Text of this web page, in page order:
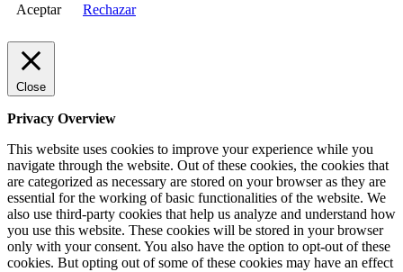
Aceptar Rechazar
Close
Privacy Overview
This website uses cookies to improve your experience while you
navigate through the website. Out of these cookies, the cookies that
are categorized as necessary are stored on your browser as they are
essential for the working of basic functionalities of the website. We
also use third-party cookies that help us analyze and understand how
you use this website. These cookies will be stored in your browser
only with your consent. You also have the option to opt-out of these
cookies. But opting out of some of these cookies may have an effect